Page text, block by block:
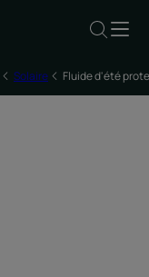
Solaire Fluide d'été